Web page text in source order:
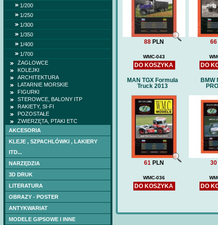
1/200
1/250
1/300
1/350
1/400
1/700
ŻAGLOWCE
KOLEJKI
ARCHITEKTURA
LATARNIE MORSKIE
FIGURKI
STEROWCE, BALONY ITP
RAKIETY, SI-FI
POZOSTAŁE
ZWIERZĘTA, PTAKI ETC
AKCESORIA
KLEJE , SZPACHLÓWKI , LAKIERY
ITD...
NARZĘDZIA
3D DRUK
LITERATURA
OBRAZY - POSTER
ANTYKWARIAT
MODELE GIPSOWE I INNE
88 PLN
WMC-043
DO KOSZYKA
66
DO
MAN TGX Formula
Truck 2013
61 PLN
WMC-036
DO KOSZYKA
BMW
30
DO